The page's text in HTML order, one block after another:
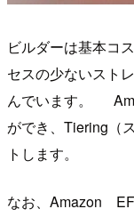
ビルダーは基本コ
セスの少ないスト
んでいます。
ができ、Tiering（
トします。
なお、Amazon